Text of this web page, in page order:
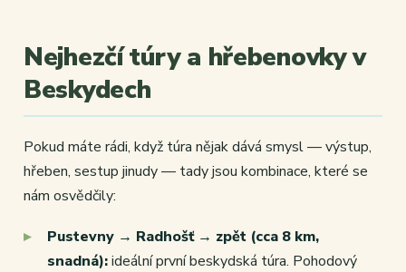
Nejhezčí túry a hřebenovky v
Beskydech
Pokud máte rádi, když túra nějak dává smysl — výstup,
hřeben, sestup jinudy — tady jsou kombinace, které se
nám osvědčily:
Pustevny → Radhošť → zpět (cca 8 km,
snadná):ideální první beskydská túra. Pohodový